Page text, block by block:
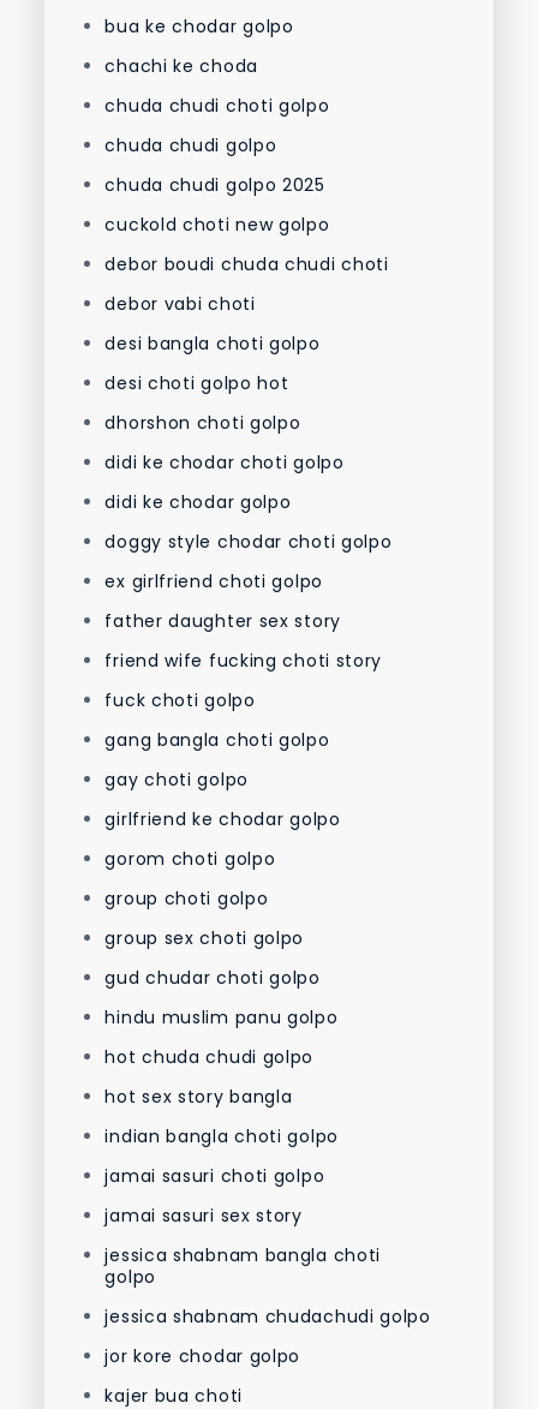
bua ke chodar golpo
chachi ke choda
chuda chudi choti golpo
chuda chudi golpo
chuda chudi golpo 2025
cuckold choti new golpo
debor boudi chuda chudi choti
debor vabi choti
desi bangla choti golpo
desi choti golpo hot
dhorshon choti golpo
didi ke chodar choti golpo
didi ke chodar golpo
doggy style chodar choti golpo
ex girlfriend choti golpo
father daughter sex story
friend wife fucking choti story
fuck choti golpo
gang bangla choti golpo
gay choti golpo
girlfriend ke chodar golpo
gorom choti golpo
group choti golpo
group sex choti golpo
gud chudar choti golpo
hindu muslim panu golpo
hot chuda chudi golpo
hot sex story bangla
indian bangla choti golpo
jamai sasuri choti golpo
jamai sasuri sex story
jessica shabnam bangla choti
golpo
jessica shabnam chudachudi golpo
jor kore chodar golpo
kajer bua choti